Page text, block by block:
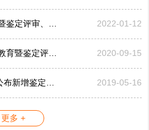
协会召开2021年评审纪律教育暨鉴定评审、考评工作会议 2022-01-12
协会举办2020年鉴定评审纪律教育暨鉴定评审工作会议 2020-09-15
广东省特种设备行业协会关于公布新增鉴定评审员的公告... 2019-05-16
更多 +